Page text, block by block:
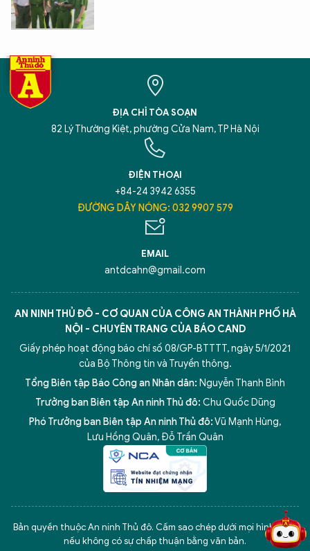
ĐỊA CHỈ TÒA SOẠN
82 Lý Thường Kiệt, phường Cửa Nam, TP Hà Nội
ĐIỆN THOẠI
+84-24 3942 6355
ĐƯỜNG DÂY NÓNG: 032 9907 579
EMAIL
antdcahn@gmail.com
AN NINH THỦ ĐÔ - CƠ QUAN CỦA CÔNG AN THÀNH PHỐ HÀ
NỘI - CHUYÊN TRANG CỦA BÁO CAND
Giấy phép hoạt động báo chí số 08/GP-BTTTT, ngày 5/1/2021
của Bộ Thông tin và Truyền thông.
Tổng Biên tập Báo Công an Nhân dân: Nguyễn Thanh Bình
Trưởng ban Biên tập An ninh Thủ đô: Chu Quốc Dũng
Phó Trưởng ban Biên tập An ninh Thủ đô:Vũ Mạnh Hùng,
Lưu Hồng Quân, Đỗ Trần Quân
Bản quyền thuộc An ninh Thủ đô. Cấm sao chép dưới mọi hình thức
nếu không có sự chấp thuận bằng văn bản.
5 điểm nghẽn của Hà Nội giải pháp xử lý điểm nghẽn của